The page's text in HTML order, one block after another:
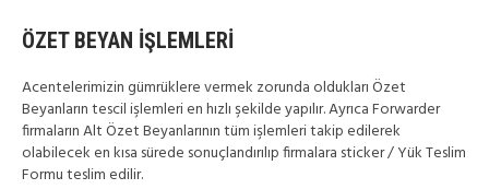
ÖZET BEYAN İŞLEMLERİ
Acentelerimizin gümrüklere vermek zorunda oldukları Özet
Beyanların tescil işlemleri en hızlı şekilde yapılır. Ayrıca Forwarder
firmaların Alt Özet Beyanlarının tüm işlemleri takip edilerek
olabilecek en kısa sürede sonuçlandırılıp firmalara sticker / Yük Teslim
Formu teslim edilir.